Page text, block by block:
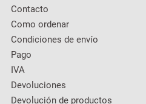
Contacto
Como ordenar
Condiciones de envío
Pago
IVA
Devoluciones
Devolución de productos